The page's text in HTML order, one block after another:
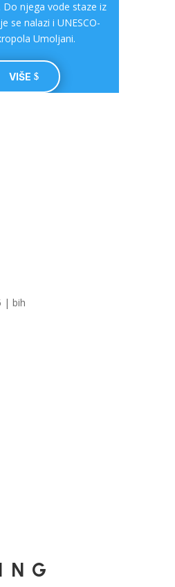
Do njega vode staze iz
se nalazi i UNESCO-
Umoljani.
VIŠE
| bih